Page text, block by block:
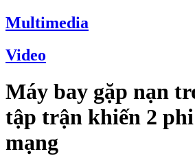
Multimedia
Video
Máy bay gặp nạn
tập trận khiến 2
mạng